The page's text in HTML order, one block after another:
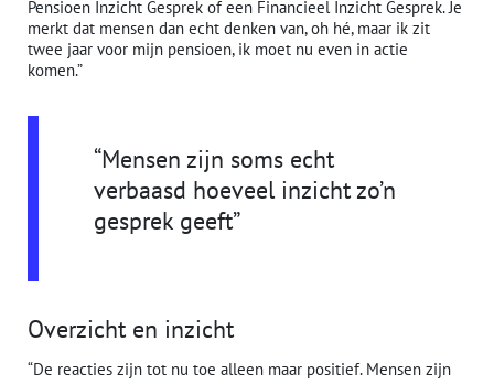
Pensioen Inzicht Gesprek of een Financieel Inzicht Gesprek. Je
merkt dat mensen dan echt denken van, oh hé, maar ik zit
twee jaar voor mijn pensioen, ik moet nu even in actie
komen.”
“Mensen zijn soms echt
verbaasd hoeveel inzicht zo’n
gesprek geeft”
Overzicht en inzicht
“De reacties zijn tot nu toe alleen maar positief. Mensen zijn